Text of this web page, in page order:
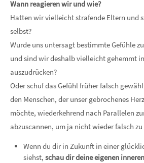
Wann reagieren wir und wie?
Hatten wir vielleicht strafende Eltern und
selbst?
Wurde uns untersagt bestimmte Gefühle
und sind wir deshalb vielleicht gehemmt
auszudrücken?
Oder schuf das Gefühl früher falsch
den Menschen, der unser gebrochenes
möchte, wiederkehrend nach Parallelen
abzuscannen, um ja nicht wieder falsch
Wenn du dir in Zukunft in einer
siehst, schau dir deine eigenen